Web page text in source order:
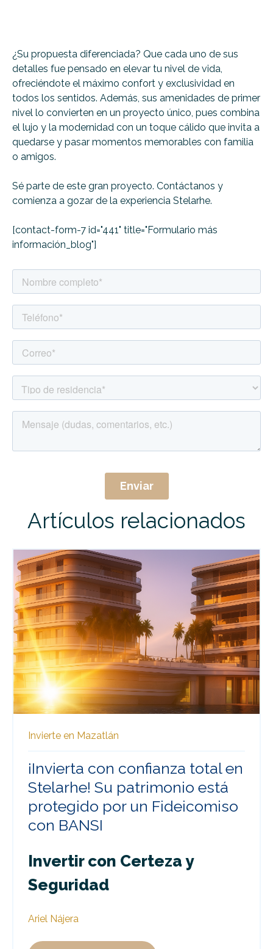
¿Su propuesta diferenciada? Que cada uno de sus
detalles fue pensado en elevar tu nivel de vida,
ofreciéndote el máximo confort y exclusividad en
todos los sentidos. Además, sus amenidades de primer
nivel lo convierten en un proyecto único, pues combina
el lujo y la modernidad con un toque cálido que invita a
quedarse y pasar momentos memorables con familia
o amigos.
Sé parte de este gran proyecto. Contáctanos y
comienza a gozar de la experiencia Stelarhe.
[contact-form-7 id="441" title="Formulario más
información_blog"]
Artículos relacionados
Invierte en Mazatlán
¡Invierta con confianza total en
Stelarhe! Su patrimonio está
protegido por un Fideicomiso
con BANSI
Invertir con Certeza y
Seguridad
Ariel Nájera